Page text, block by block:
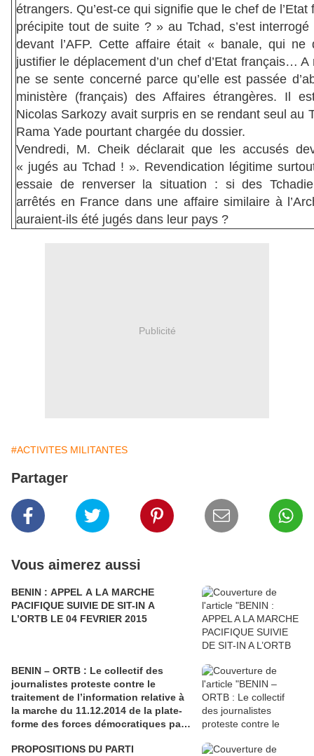
étrangers. Qu’est-ce qui signifie que le chef de l’Etat
précipite tout de suite ? » au Tchad, s’est
devant l’AFP. Cette affaire était « banale, qui ne
justifier le déplacement d’un chef d’Etat français… A
ne se sente concerné parce qu’elle est passée
ministère (français) des Affaires étrangères. Il
Nicolas Sarkozy avait surpris en se rendant seul au
Rama Yade pourtant chargée du dossier.
Vendredi, M. Cheik déclarait que les accusés
« jugés au Tchad ! ». Revendication légitime
essaie de renverser la situation : si des
arrêtés en France dans une affaire similaire à
auraient-ils été jugés dans leur pays ?
Publicité
#ACTIVITES MILITANTES
Partager
Vous aimerez aussi
BENIN : APPEL A LA MARCHE
PACIFIQUE SUIVIE DE SIT-IN A
L’ORTB LE 04 FEVRIER 2015
BENIN – ORTB : Le collectif des
journalistes proteste contre le
traitement de l’information relative à
la marche du 11.12.2014 de la plate-
forme des forces démocratiques par
PROPOSITIONS DU PARTI